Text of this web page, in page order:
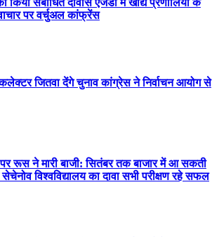
पर वर्चुअल कांफ्रेंस
जितवा देंगे चुनाव कांग्रेस ने निर्वाचन आयोग से
पर रूस ने मारी बाजी: सितंबर तक बाजार में आ सकती
विश्वविद्यालय का दावा सभी परीक्षण रहे सफल